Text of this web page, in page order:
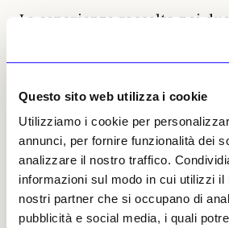
Questo sito web utilizza i cookie
Utilizziamo i cookie per
annunci, per fornire funzionalità dei
analizzare il nostro traffico.
informazioni sul modo in cui utilizzi il
nostri partner che si occupano di
pubblicità e social media, i quali
Le esperienze raccolte nei
dato origine a un nuovo
Senatore: il collage in nove
dà il titolo alla mostra (fino
e ne costituisce il fulcro
a esso si articola l’intero
che riunisce
mostra figurano tele della
shine» e collage della serie
Narrative Dance-Storyline». A